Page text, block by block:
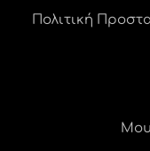
Πολιτική